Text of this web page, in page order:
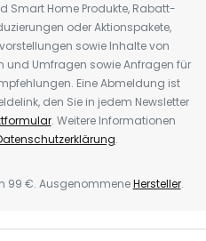
Smart Home Produkte, Rabatt-
oder Aktionspakete,
sowie Inhalte von
Umfragen sowie Anfragen für
Eine Abmeldung ist
den Sie in jedem Newsletter
. Weitere Informationen
.
99 €. AusgenommeneHersteller.